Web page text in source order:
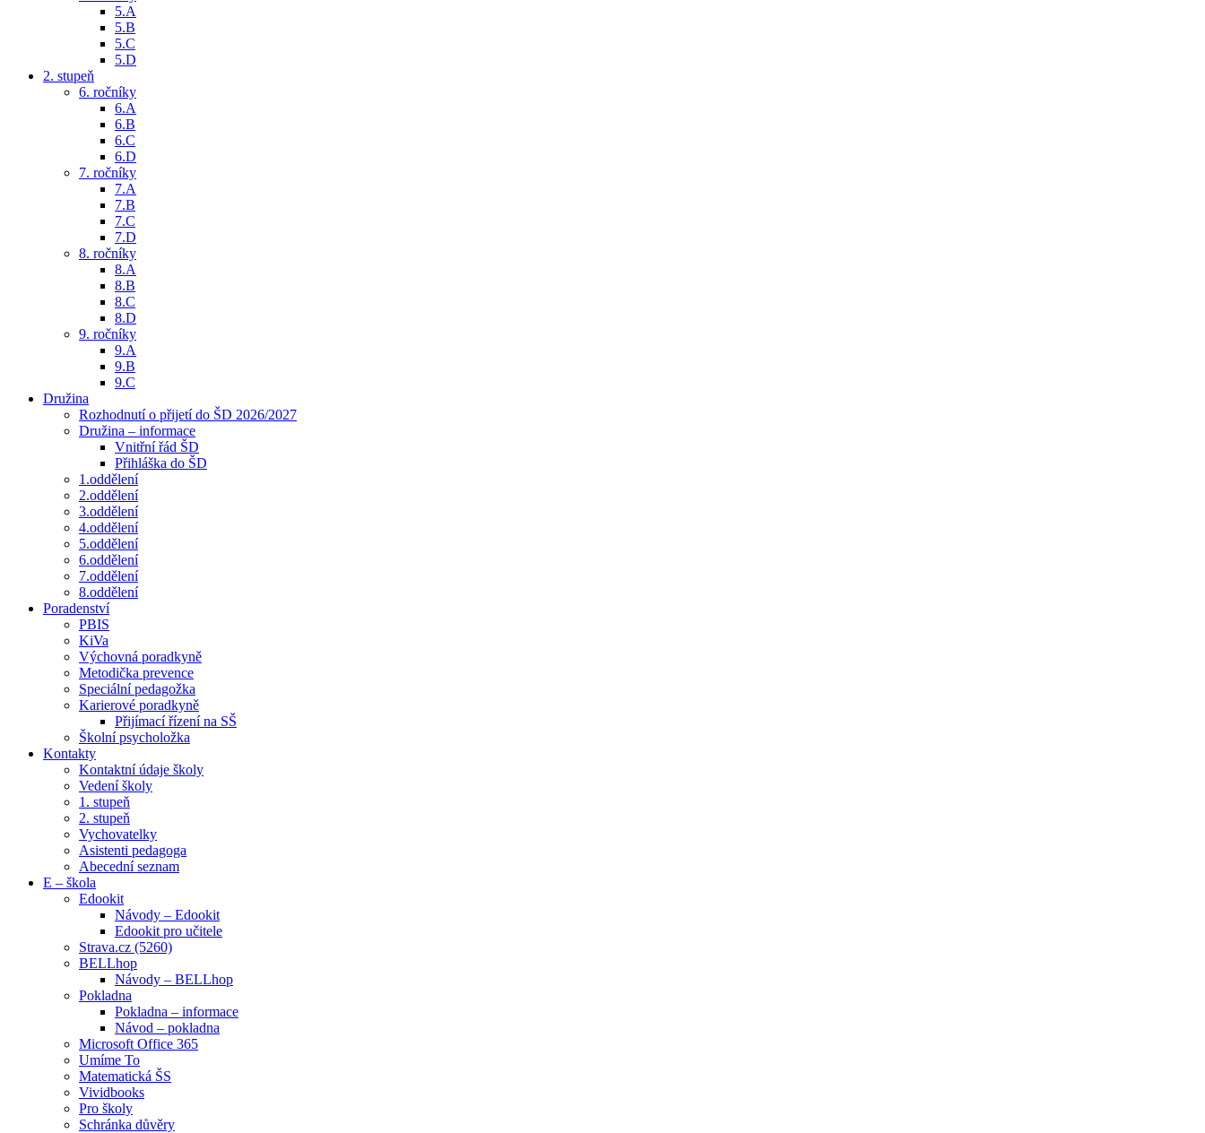
5.A
5.B
5.C
5.D
2. stupeň
6. ročníky
6.A
6.B
6.C
6.D
7. ročníky
7.A
7.B
7.C
7.D
8. ročníky
8.A
8.B
8.C
8.D
9. ročníky
9.A
9.B
9.C
Družina
Rozhodnutí o přijetí do ŠD 2026/2027
Družina – informace
Vnitřní řád ŠD
Přihláška do ŠD
1.oddělení
2.oddělení
3.oddělení
4.oddělení
5.oddělení
6.oddělení
7.oddělení
8.oddělení
Poradenství
PBIS
KiVa
Výchovná poradkyně
Metodička prevence
Speciální pedagožka
Karierové poradkyně
Přijímací řízení na SŠ
Školní psycholožka
Kontakty
Kontaktní údaje školy
Vedení školy
1. stupeň
2. stupeň
Vychovatelky
Asistenti pedagoga
Abecední seznam
E – škola
Edookit
Návody – Edookit
Edookit pro učitele
Strava.cz (5260)
BELLhop
Návody – BELLhop
Pokladna
Pokladna – informace
Návod – pokladna
Microsoft Office 365
Umíme To
Matematická ŠS
Vividbooks
Pro školy
Schránka důvěry